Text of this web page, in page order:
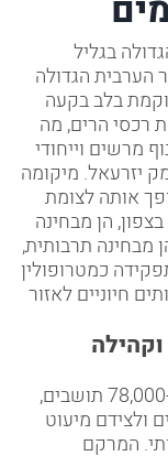
בגליל
הערבית הגדולה
בלב בקעה
רכסי הרים, מה
מרשים וייחודי
יזרעאל. מיקומה
אותה לצומת
הן מבחינה
מבחינה תרבותית,
כמטרופולין
חיוניים לאזור
נצרת מונה כ-78,000 תושבים,
ולצידם מיעוט
המרקם